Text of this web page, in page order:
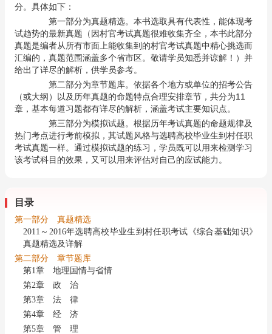
分。具体如下：
第一部分为真题精选。本书选取具有代表性，能体现考
试趋势的最新真题（因村官考试真题很难收集齐全，本书此部分
真题是编者从所有市面上能收集到的村官考试真题中精心挑选而
汇编的，真题范围涵盖多个省市区。敬请学员知悉并谅解！）并
给出了详尽的解析，供学员参考。
第二部分为章节题库。依据各个地方或单位的招考公告
（或大纲）以及历年真题的命题特点合理安排章节，共分为11
章，基本每道习题都有详尽的解析，涵盖考试主要知识点。
第三部分为模拟试题。根据历年考试真题的命题规律及
热门考点进行考前模拟，其试题风格与选聘高校毕业生到村任职
考试真题一样。通过模拟试题的练习，学员既可以用来检测学习
该考试科目的效果，又可以用来评估对自己的应试能力。
目录
第一部分 真题精选
2011～2016年选聘高校毕业生到村任职考试《综合基础知识》
真题精选及详解
第二部分 章节题库
第1章 地理国情与省情
第2章 政 治
第3章 法 律
第4章 经 济
第5章 管 理